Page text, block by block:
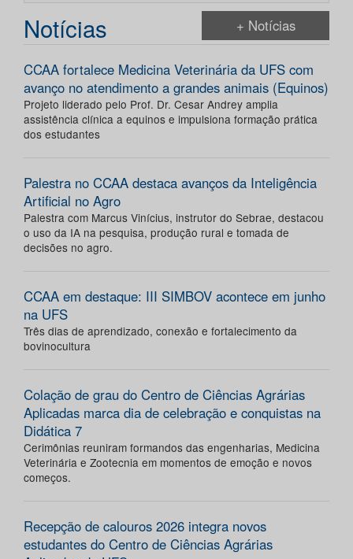
Notícias + Notícias
CCAA fortalece Medicina Veterinária da UFS com
avanço no atendimento a grandes animais (Equinos)
Projeto liderado pelo Prof. Dr. Cesar Andrey amplia
assistência clínica a equinos e impulsiona formação prática
dos estudantes
Palestra no CCAA destaca avanços da Inteligência
Artificial no Agro
Palestra com Marcus Vinícius, instrutor do Sebrae, destacou
o uso da IA na pesquisa, produção rural e tomada de
decisões no agro.
CCAA em destaque: III SIMBOV acontece em junho
na UFS
Três dias de aprendizado, conexão e fortalecimento da
bovinocultura
Colação de grau do Centro de Ciências Agrárias
Aplicadas marca dia de celebração e conquistas na
Didática 7
Cerimônias reuniram formandos das engenharias, Medicina
Veterinária e Zootecnia em momentos de emoção e novos
começos.
Recepção de calouros 2026 integra novos
estudantes do Centro de Ciências Agrárias